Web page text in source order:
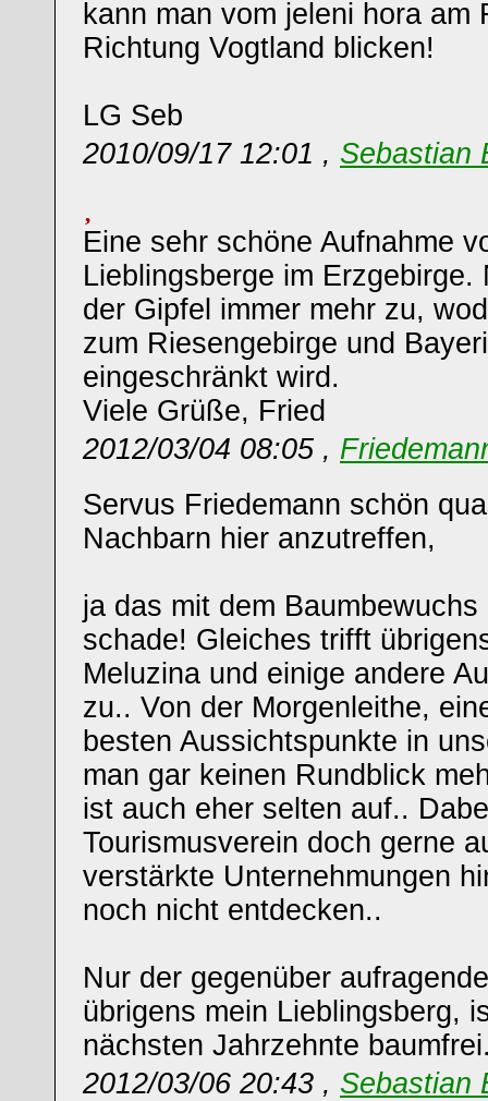
kann man vom jeleni hora am
Richtung Vogtland blicken!
LG Seb
2010/09/17 12:01 , Sebastian
Eine sehr schöne Aufnahme
Lieblingsberge im Erzgebirge.
der Gipfel immer mehr zu,
zum Riesengebirge und
eingeschränkt wird.
Viele Grüße, Fried
2012/03/04 08:05 ,
Servus Friedemann schön
Nachbarn hier anzutreffen,
ja das mit dem
schade! Gleiches trifft
Meluzina und einige andere
zu.. Von der Morgenleithe,
besten Aussichtspunkte in
man gar keinen Rundblick
ist auch eher selten auf..
Tourismusverein doch gerne
verstärkte Unternehmungen
noch nicht entdecken..
Nur der gegenüber
übrigens mein Lieblingsberg,
nächsten Jahrzehnte
2012/03/06 20:43 , Sebastian